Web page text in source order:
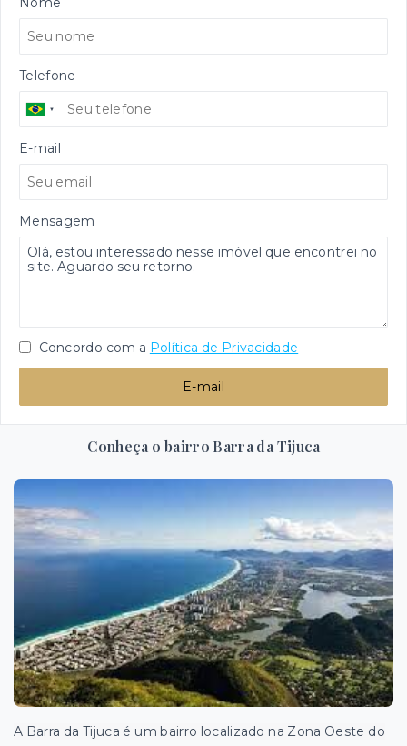
Telefone
E-mail
Mensagem
Concordo com a Política de Privacidade
E-mail
Conheça o bairro Barra da Tijuca
A Barra da Tijuca é um bairro localizado na Zona Oeste do